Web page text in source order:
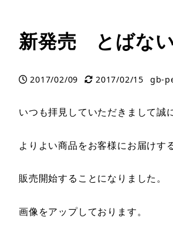
新発売 とばな
投稿日
2017/02/09
更新日
2017/02/15
著
gb-
いつも拝見していただきまして誠
よりよい商品をお客様にお届けす
販売開始することになりました。
画像をアップしております。